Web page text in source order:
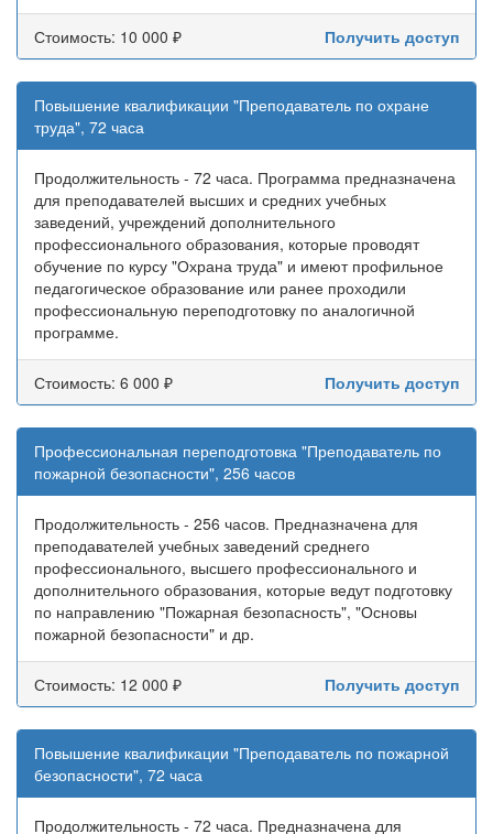
Стоимость: 10 000 ₽ Получить доступ
Повышение квалификации "Преподаватель по охране
труда", 72 часа
Продолжительность - 72 часа. Программа предназначена
для преподавателей высших и средних учебных
заведений, учреждений дополнительного
профессионального образования, которые проводят
обучение по курсу "Охрана труда" и имеют профильное
педагогическое образование или ранее проходили
профессиональную переподготовку по аналогичной
программе.
Стоимость: 6 000 ₽ Получить доступ
Профессиональная переподготовка "Преподаватель по
пожарной безопасности", 256 часов
Продолжительность - 256 часов. Предназначена для
преподавателей учебных заведений среднего
профессионального, высшего профессионального и
дополнительного образования, которые ведут подготовку
по направлению "Пожарная безопасность", "Основы
пожарной безопасности" и др.
Стоимость: 12 000 ₽ Получить доступ
Повышение квалификации "Преподаватель по пожарной
безопасности", 72 часа
Продолжительность - 72 часа. Предназначена для